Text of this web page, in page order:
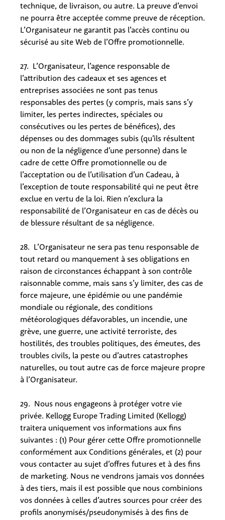
technique, de livraison, ou autre. La preuve d’envoi
ne pourra être acceptée comme preuve de réception.
L’Organisateur ne garantit pas l’accès continu ou
sécurisé au site Web de l’Offre promotionnelle.
27. L’Organisateur, l’agence responsable de
l’attribution des cadeaux et ses agences et
entreprises associées ne sont pas tenus
responsables des pertes (y compris, mais sans s’y
limiter, les pertes indirectes, spéciales ou
consécutives ou les pertes de bénéfices), des
dépenses ou des dommages subis (qu’ils résultent
ou non de la négligence d’une personne) dans le
cadre de cette Offre promotionnelle ou de
l’acceptation ou de l’utilisation d’un Cadeau, à
l’exception de toute responsabilité qui ne peut être
exclue en vertu de la loi. Rien n’exclura la
responsabilité de l’Organisateur en cas de décès ou
de blessure résultant de sa négligence.
28. L’Organisateur ne sera pas tenu responsable de
tout retard ou manquement à ses obligations en
raison de circonstances échappant à son contrôle
raisonnable comme, mais sans s’y limiter, des cas de
force majeure, une épidémie ou une pandémie
mondiale ou régionale, des conditions
météorologiques défavorables, un incendie, une
grève, une guerre, une activité terroriste, des
hostilités, des troubles politiques, des émeutes, des
troubles civils, la peste ou d’autres catastrophes
naturelles, ou tout autre cas de force majeure propre
à l’Organisateur.
29. Nous nous engageons à protéger votre vie
privée. Kellogg Europe Trading Limited (Kellogg)
traitera uniquement vos informations aux fins
suivantes : (1) Pour gérer cette Offre promotionnelle
conformément aux Conditions générales, et (2) pour
vous contacter au sujet d’offres futures et à des fins
de marketing. Nous ne vendrons jamais vos données
à des tiers, mais il est possible que nous combinions
vos données à celles d’autres sources pour créer des
profils anonymisés/pseudonymisés à des fins de